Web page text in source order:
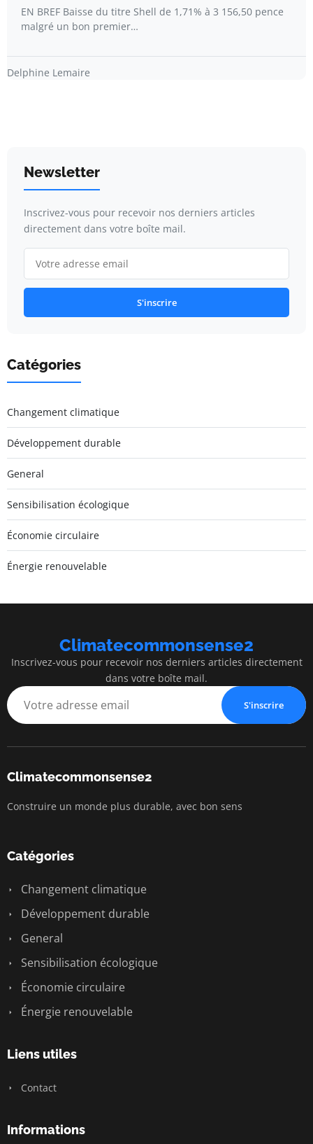
EN BREF Baisse du titre Shell de 1,71% à 3 156,50 pence
malgré un bon premier…
Delphine Lemaire
Newsletter
Inscrivez-vous pour recevoir nos derniers articles
directement dans votre boîte mail.
S'inscrire
Catégories
Changement climatique
Développement durable
General
Sensibilisation écologique
Économie circulaire
Énergie renouvelable
Climatecommonsense2
Inscrivez-vous pour recevoir nos derniers articles directement
dans votre boîte mail.
S'inscrire
Climatecommonsense2
Construire un monde plus durable, avec bon sens
Catégories
Changement climatique
Développement durable
General
Sensibilisation écologique
Économie circulaire
Énergie renouvelable
Liens utiles
Contact
Informations